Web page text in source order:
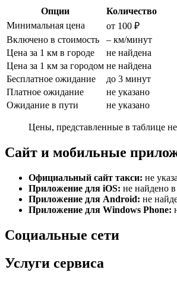
Опции
Количество
Минимальная цена
от 100 ₽
Включено в стоимость
– км/минут
Цена за 1 км в городе
не найдена
Цена за 1 км за городом не найдена
Бесплатное ожидание
до 3 минут
Платное ожидание
не указано
Ожидание в пути
не указано
Цены, представленные в таблице
Сайт и мобильные
Официальный сайт такси: не
Приложение для iOS: не найдено
Приложение для Android: не
Приложение для Windows Phone:
Социальные сети
Услуги сервиса